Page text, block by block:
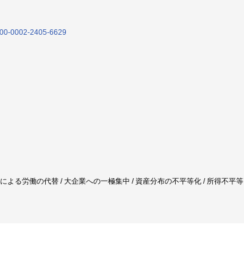
0002-2405-6629
よる労働の代替 / 大企業への一極集中 / 資産分布の不平等化 / 所得不平等